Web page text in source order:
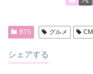
BTS グルメ CM
シェアする